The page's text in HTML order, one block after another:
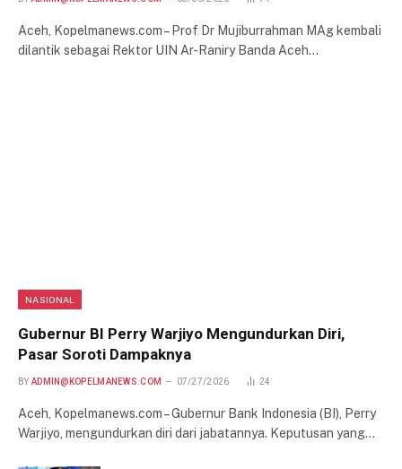
Aceh, Kopelmanews.com – Prof Dr Mujiburrahman MAg kembali
dilantik sebagai Rektor UIN Ar-Raniry Banda Aceh…
NASIONAL
Gubernur BI Perry Warjiyo Mengundurkan Diri,
Pasar Soroti Dampaknya
BY ADMIN@KOPELMANEWS.COM 07/27/2026 24
Aceh, Kopelmanews.com – Gubernur Bank Indonesia (BI), Perry
Warjiyo, mengundurkan diri dari jabatannya. Keputusan yang…